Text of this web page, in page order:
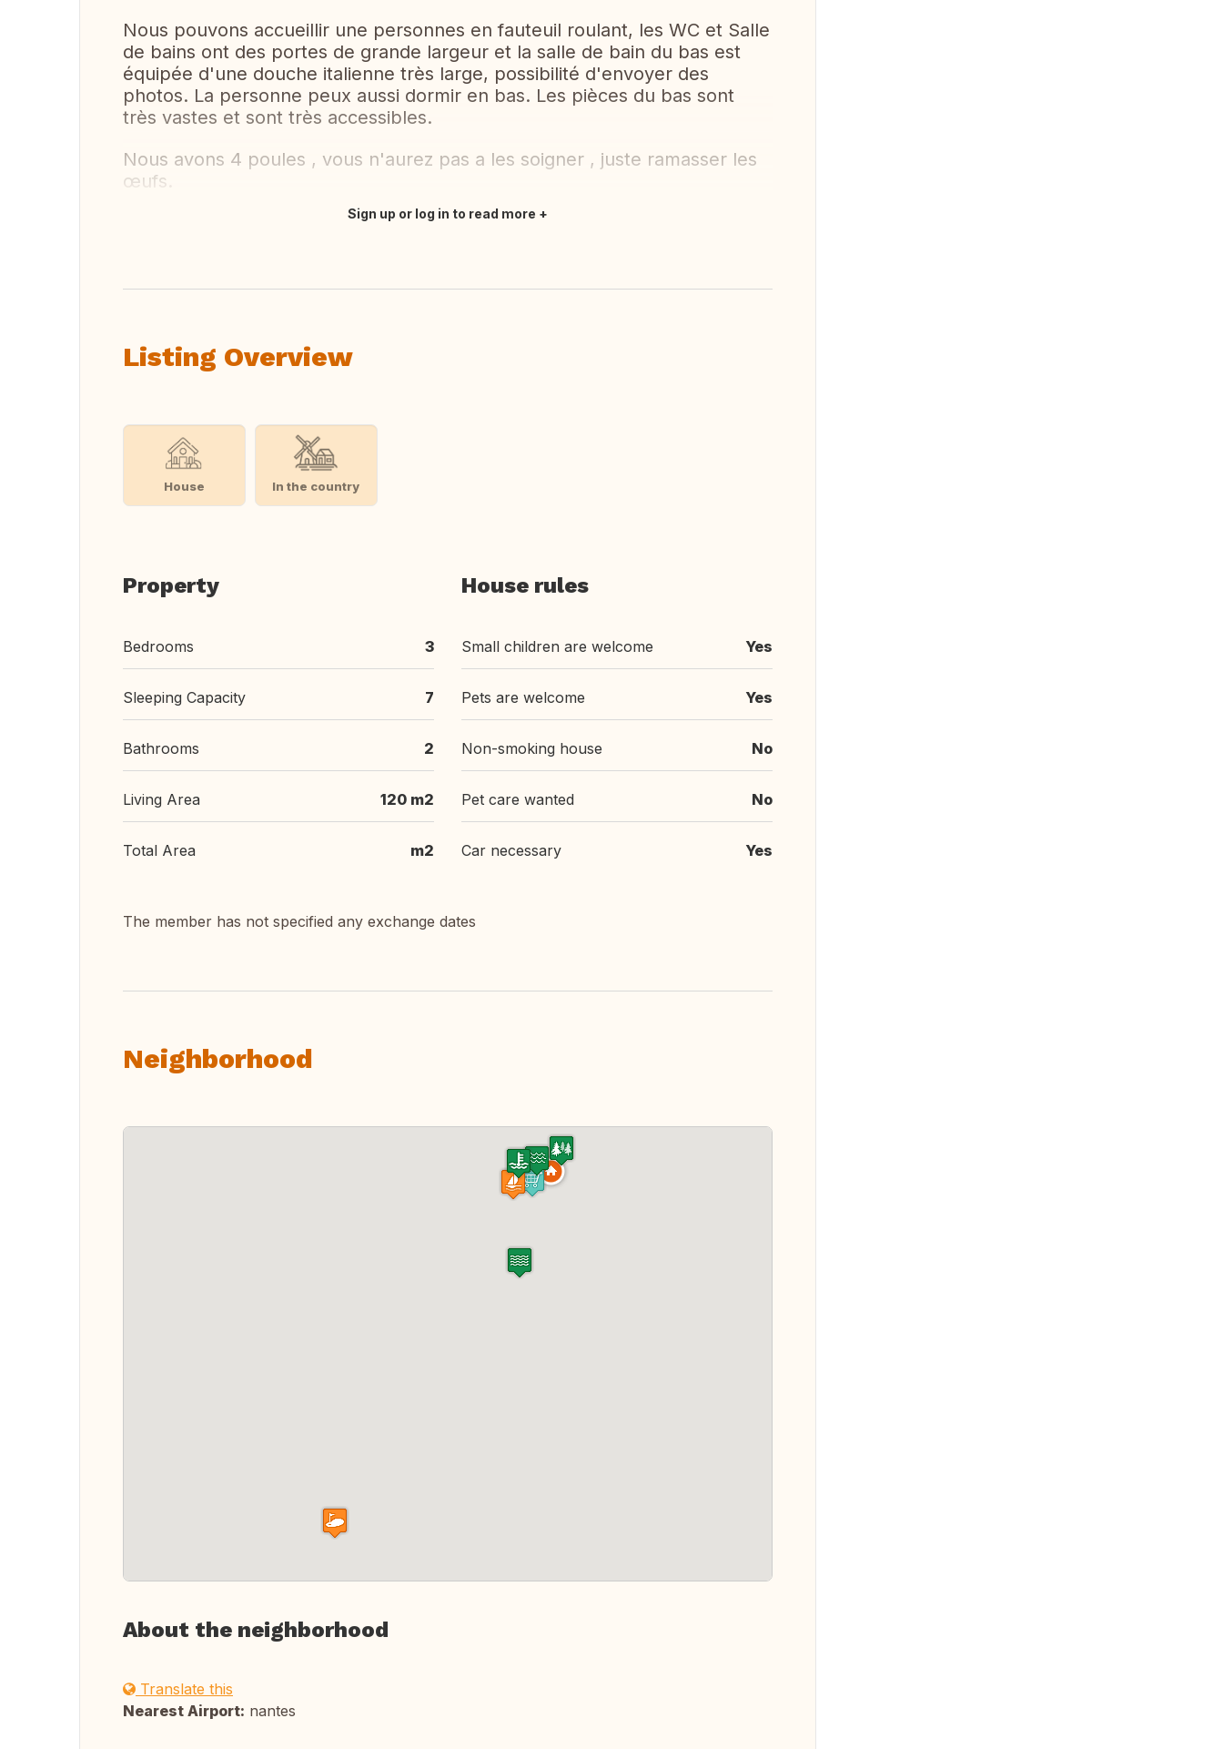
Nous pouvons accueillir une personnes en fauteuil roulant, les WC et Salle
de bains ont des portes de grande largeur et la salle de bain du bas est
équipée d'une douche italienne très large, possibilité d'envoyer des
photos. La personne peux aussi dormir en bas. Les pièces du bas sont
très vastes et sont très accessibles.
Nous avons 4 poules , vous n'aurez pas a les soigner , juste ramasser les
œufs.
Sign up or log in to read more
Listing Overview
House In the country
Property
Bedrooms 3
Sleeping Capacity 7
Bathrooms 2
Living Area 120 m2
Total Area m2
House rules
Small children are welcome Yes
Pets are welcome Yes
Non-smoking house No
Pet care wanted No
Car necessary Yes
The member has not specified any exchange dates
Neighborhood
About the neighborhood
Translate this
Nearest Airport: nantes